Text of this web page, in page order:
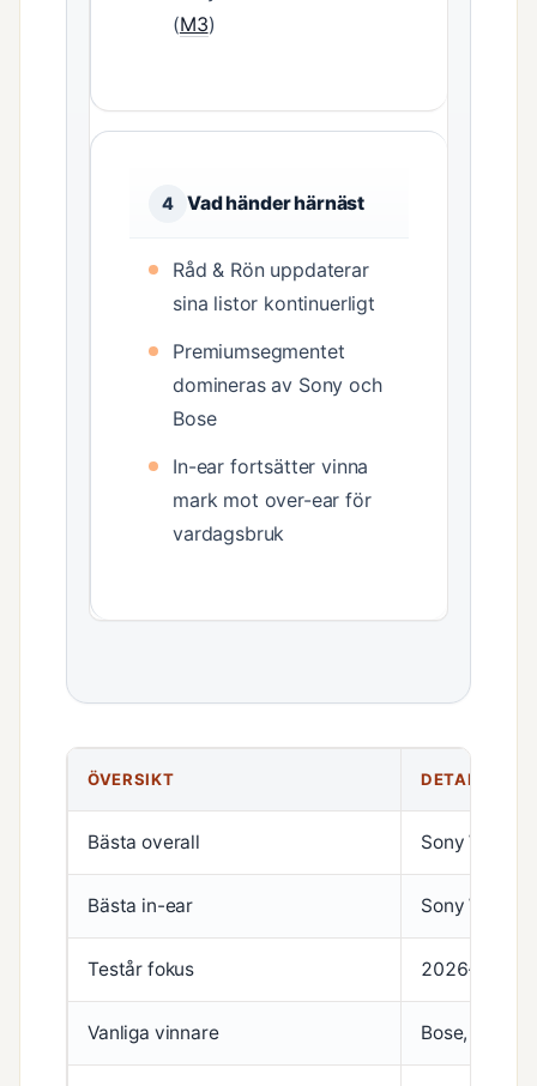
(M3)
4 Vad händer härnäst
Råd & Rön uppdaterar
sina listor kontinuerligt
Premiumsegmentet
domineras av Sony och
Bose
In-ear fortsätter vinna
mark mot over-ear för
vardagsbruk
ÖVERSIKT DETALJER
Bästa overall Sony WH-
Bästa in-ear Sony WF-
Testår fokus 2026-
Vanliga vinnare Bose,